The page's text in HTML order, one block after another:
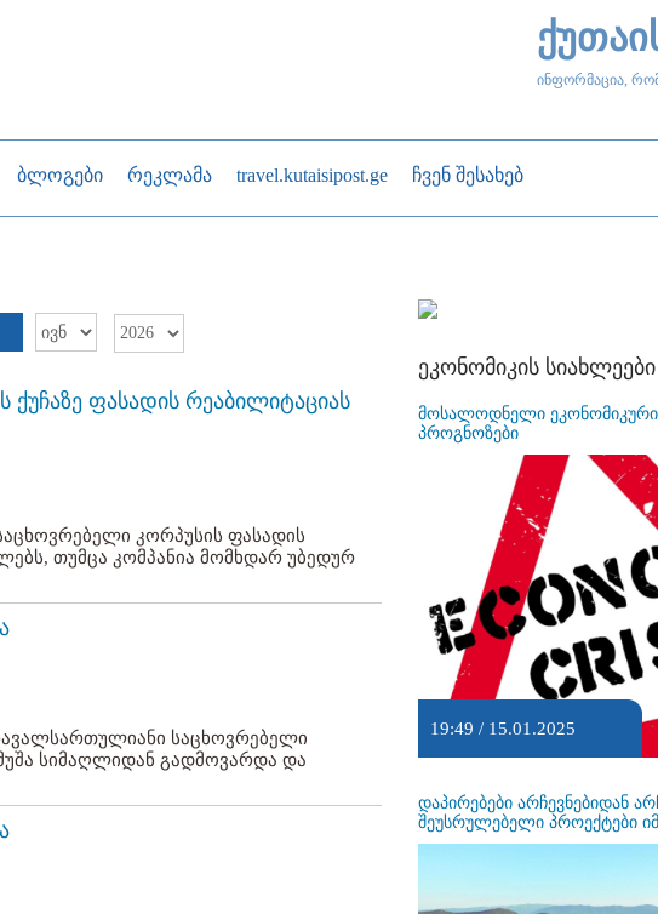
ინფორმაცია,
ბლოგები რეკლამა travel.kutaisipost.ge ჩვენ შესახებ
ქუჩაზე ფასადის რეაბილიტაციას
კორპუსის ფასადის
თუმცა კომპანია მომხდარ უბედურ
საცხოვრებელი
სიმაღლიდან გადმოვარდა და
ეკონომიკის სიახლეები
მოსალოდნელი ეკონომიკური
პროგნოზები
19:49 / 15.01.2025
დაპირებები არჩევნებიდან
შეუსრულებელი პროექტები